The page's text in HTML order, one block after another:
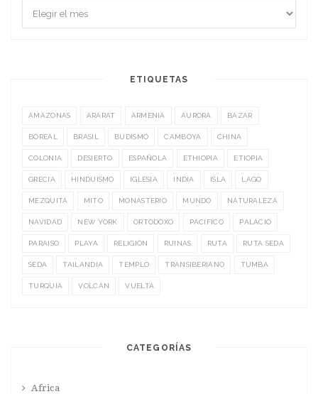
ETIQUETAS
AMAZONAS ARARAT ARMENIA AURORA BAZAR
BOREAL BRASIL BUDISMO CAMBOYA CHINA
COLONIA DESIERTO ESPAÑOLA ETHIOPIA ETIOPIA
GRECIA HINDUISMO IGLESIA INDIA ISLA LAGO
MEZQUITA MITO MONASTERIO MUNDO NATURALEZA
NAVIDAD NEW YORK ORTODOXO PACIFICO PALACIO
PARAISO PLAYA RELIGIÓN RUINAS RUTA RUTA SEDA
SEDA TAILANDIA TEMPLO TRANSIBERIANO TUMBA
TURQUÍA VOLCÁN VUELTA
CATEGORÍAS
Africa